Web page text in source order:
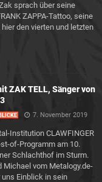
sprach über seine
ZAPPA-Tattoo, seine
den vierten und letzten
ZAK TELL, Sänger von
7. November 2019
Institution CLAWFINGER
of-Programm am 10.
Schlachthof im Sturm.
Michael vom Metalogy.de-
uns Einblick in sein